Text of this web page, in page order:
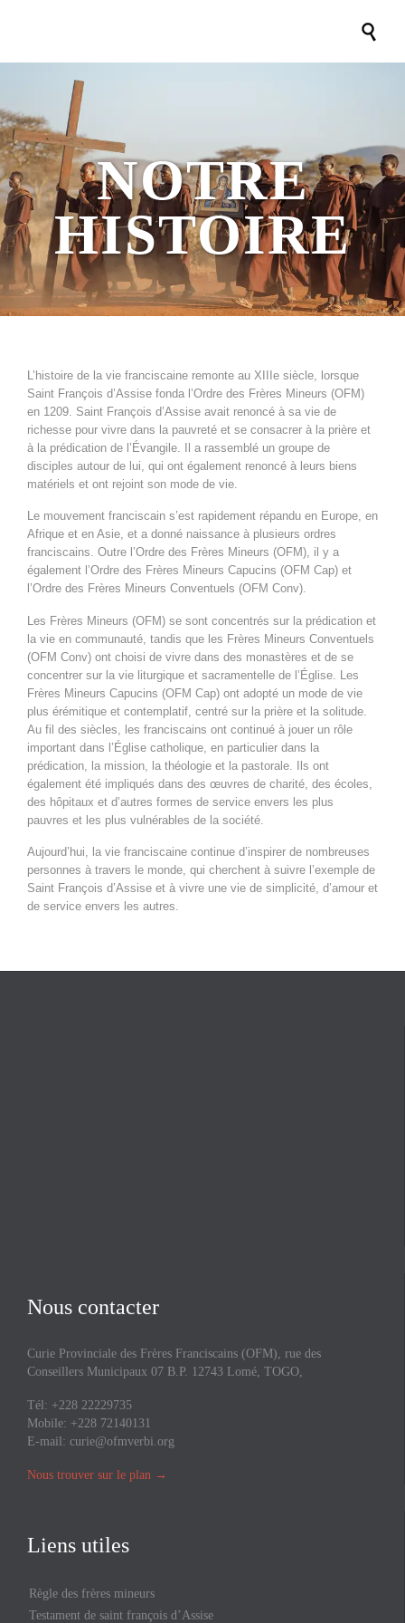

NOTRE
HISTOIRE
L’histoire de la vie franciscaine remonte au XIIIe siècle, lorsque
Saint François d’Assise fonda l’Ordre des Frères Mineurs (OFM)
en 1209. Saint François d’Assise avait renoncé à sa vie de
richesse pour vivre dans la pauvreté et se consacrer à la prière et
à la prédication de l’Évangile. Il a rassemblé un groupe de
disciples autour de lui, qui ont également renoncé à leurs biens
matériels et ont rejoint son mode de vie.
Le mouvement franciscain s’est rapidement répandu en Europe, en
Afrique et en Asie, et a donné naissance à plusieurs ordres
franciscains. Outre l’Ordre des Frères Mineurs (OFM), il y a
également l’Ordre des Frères Mineurs Capucins (OFM Cap) et
l’Ordre des Frères Mineurs Conventuels (OFM Conv).
Les Frères Mineurs (OFM) se sont concentrés sur la prédication et
la vie en communauté, tandis que les Frères Mineurs Conventuels
(OFM Conv) ont choisi de vivre dans des monastères et de se
concentrer sur la vie liturgique et sacramentelle de l’Église. Les
Frères Mineurs Capucins (OFM Cap) ont adopté un mode de vie
plus érémitique et contemplatif, centré sur la prière et la solitude.
Au fil des siècles, les franciscains ont continué à jouer un rôle
important dans l’Église catholique, en particulier dans la
prédication, la mission, la théologie et la pastorale. Ils ont
également été impliqués dans des œuvres de charité, des écoles,
des hôpitaux et d’autres formes de service envers les plus
pauvres et les plus vulnérables de la société.
Aujourd’hui, la vie franciscaine continue d’inspirer de nombreuses
personnes à travers le monde, qui cherchent à suivre l’exemple de
Saint François d’Assise et à vivre une vie de simplicité, d’amour et
de service envers les autres.
Nous contacter
Curie Provinciale des Frères Franciscains (OFM), rue des
Conseillers Municipaux 07 B.P. 12743 Lomé, TOGO,
Tél: +228 22229735
Mobile: +228 72140131
E-mail: curie@ofmverbi.org
Nous trouver sur le plan →
Liens utiles
Règle des frères mineurs
Testament de saint françois d’Assise